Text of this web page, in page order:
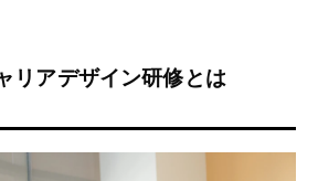
リアデザイン研修とは